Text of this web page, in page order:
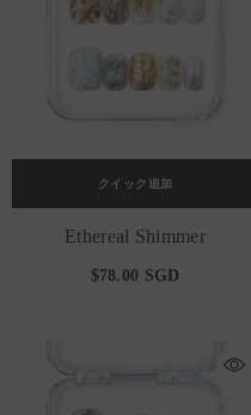
クイック追加
Ethereal Shimmer
$78.00 SGD